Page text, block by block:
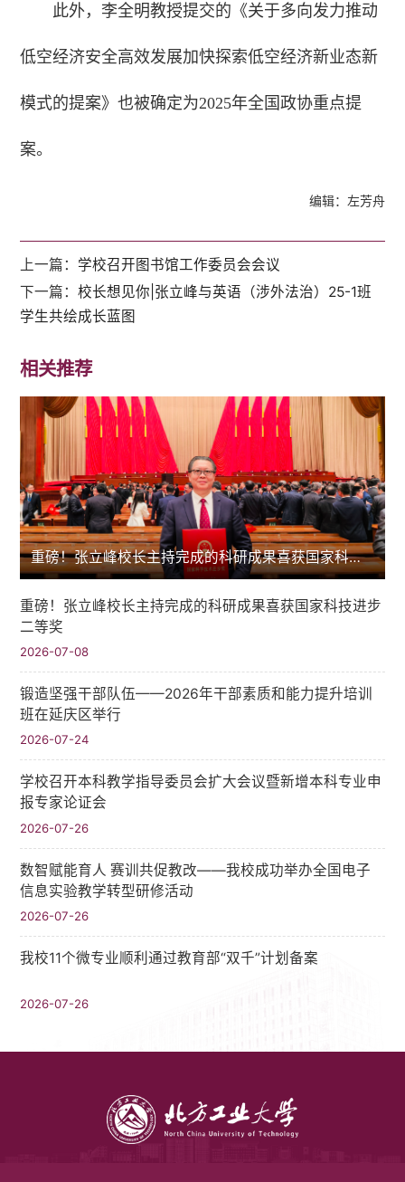
此外，李全明教授提交的《关于多向发力推动
低空经济安全高效发展加快探索低空经济新业态新
模式的提案》也被确定为2025年全国政协重点提
案。
编辑：左芳舟
上一篇： 学校召开图书馆工作委员会会议
下一篇：校长想见你|张立峰与英语（涉外法治）25-1班
学生共绘成长蓝图
相关推荐
重磅！张立峰校长主持完成的科研成果喜获国家科技进步二等奖
重磅！张立峰校长主持完成的科研成果喜获国家科技进步
二等奖
2026-07-08
锻造坚强干部队伍——2026年干部素质和能力提升培训
班在延庆区举行
2026-07-24
学校召开本科教学指导委员会扩大会议暨新增本科专业申
报专家论证会
2026-07-26
数智赋能育人 赛训共促教改——我校成功举办全国电子
信息实验教学转型研修活动
2026-07-26
我校11个微专业顺利通过教育部“双千”计划备案
2026-07-26